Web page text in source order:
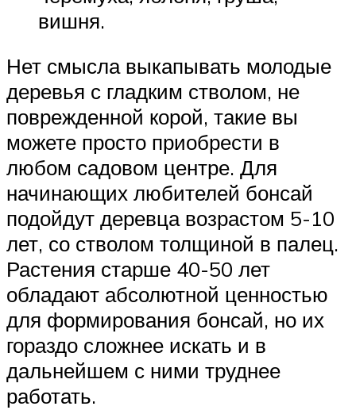
вишня.
Нет смысла выкапывать молодые
деревья с гладким стволом, не
поврежденной корой, такие вы
можете просто приобрести в
любом садовом центре. Для
начинающих любителей бонсай
подойдут деревца возрастом 5-10
лет, со стволом толщиной в палец.
Растения старше 40-50 лет
обладают абсолютной ценностью
для формирования бонсай, но их
гораздо сложнее искать и в
дальнейшем с ними труднее
работать.